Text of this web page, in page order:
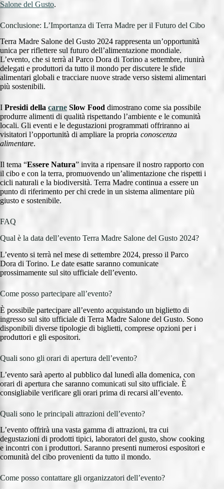
Salone del Gusto.
Conclusione: L’Importanza di Terra Madre per il Futuro del Cibo
Terra Madre Salone del Gusto 2024 rappresenta un’opportunità
unica per riflettere sul futuro dell’alimentazione mondiale.
L’evento, che si terrà al Parco Dora di Torino a settembre, riunirà
delegati e produttori da tutto il mondo per discutere le sfide
alimentari globali e tracciare nuove strade verso sistemi alimentari
più sostenibili.
I Presidi della carne Slow Food dimostrano come sia possibile
produrre alimenti di qualità rispettando l’ambiente e le comunità
locali. Gli eventi e le degustazioni programmati offriranno ai
visitatori l’opportunità di ampliare la propria conoscenza
alimentare.
Il tema “Essere Natura” invita a ripensare il nostro rapporto con
il cibo e con la terra, promuovendo un’alimentazione che rispetti i
cicli naturali e la biodiversità. Terra Madre continua a essere un
punto di riferimento per chi crede in un sistema alimentare più
giusto e sostenibile.
FAQ
Qual è la data dell’evento Terra Madre Salone del Gusto 2024?
L’evento si terrà nel mese di settembre 2024, presso il Parco
Dora di Torino. Le date esatte saranno comunicate
prossimamente sul sito ufficiale dell’evento.
Come posso partecipare all’evento?
È possibile partecipare all’evento acquistando un biglietto di
ingresso sul sito ufficiale di Terra Madre Salone del Gusto. Sono
disponibili diverse tipologie di biglietti, comprese opzioni per i
produttori e gli espositori.
Quali sono gli orari di apertura dell’evento?
L’evento sarà aperto al pubblico dal lunedì alla domenica, con
orari di apertura che saranno comunicati sul sito ufficiale. È
consigliabile verificare gli orari prima di recarsi all’evento.
Quali sono le principali attrazioni dell’evento?
L’evento offrirà una vasta gamma di attrazioni, tra cui
degustazioni di prodotti tipici, laboratori del gusto, show cooking
e incontri con i produttori. Saranno presenti numerosi espositori e
comunità del cibo provenienti da tutto il mondo.
Come posso contattare gli organizzatori dell’evento?